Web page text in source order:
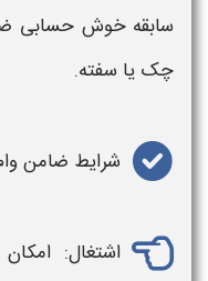
سابقه خوش حسابی
چک یا سفته.
شرایط ضامن
اشتغال: